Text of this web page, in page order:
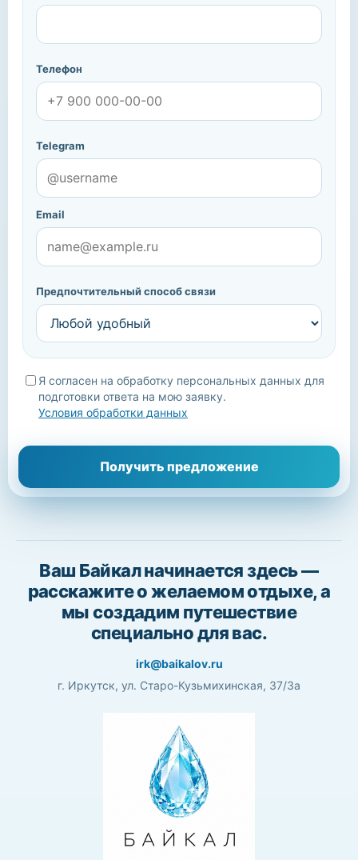
Телефон
Telegram
Email
Предпочтительный способ связи
Я согласен на обработку персональных данных для
подготовки ответа на мою заявку.
Условия обработки данных
Получить предложение
свяжемся с вами.
Ваш Байкал начинается здесь —
расскажите о желаемом отдыхе, а
мы создадим путешествие
специально для вас.
irk@baikalov.ru
г. Иркутск, ул. Старо-Кузьмихинская, 37/3а